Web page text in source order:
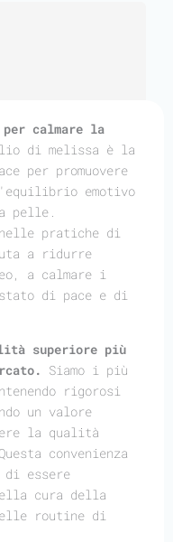
calmare la
di melissa è la
per promuovere
emotivo
pelle.
nelle pratiche di
a ridurre
a calmare i
di pace e di
superiore più
Siamo i più
rigorosi
un valore
la qualità
convenienza
essere
cura della
routine di